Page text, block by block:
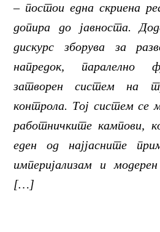
– постои една скриена
допира до јавноста.
дискурс зборува за
напредок, паралелно
затворен систем на
контрола. Тој систем се
работничките кампови,
еден од најјасните
империјализам и
[…]